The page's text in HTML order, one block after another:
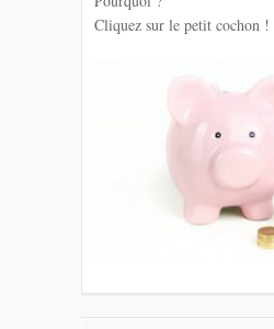
Cliquez sur le petit cochon !